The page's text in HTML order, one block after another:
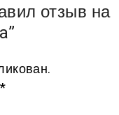
отзыв на
*